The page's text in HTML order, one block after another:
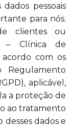
pessoais
para nós.
clientes ou
– Clínica de
acordo com os
Regulamento
aplicável,
a proteção de
ao tratamento
desses dados e